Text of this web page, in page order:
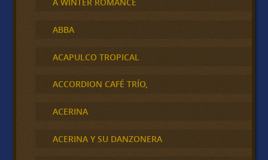
ABBA
ACAPULCO TROPICAL
ACCORDION CAFÉ TRÍO,
ACERINA
ACERINA Y SU DANZONERA